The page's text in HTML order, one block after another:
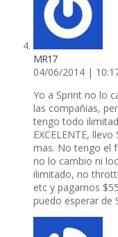
MR17
04/06/2014 |
Yo a Sprint no lo
las compañias,
tengo todo
EXCELENTE,
mas. No tengo el
no lo cambio ni
ilimitado, no
etc y pagamos
puedo esperar de